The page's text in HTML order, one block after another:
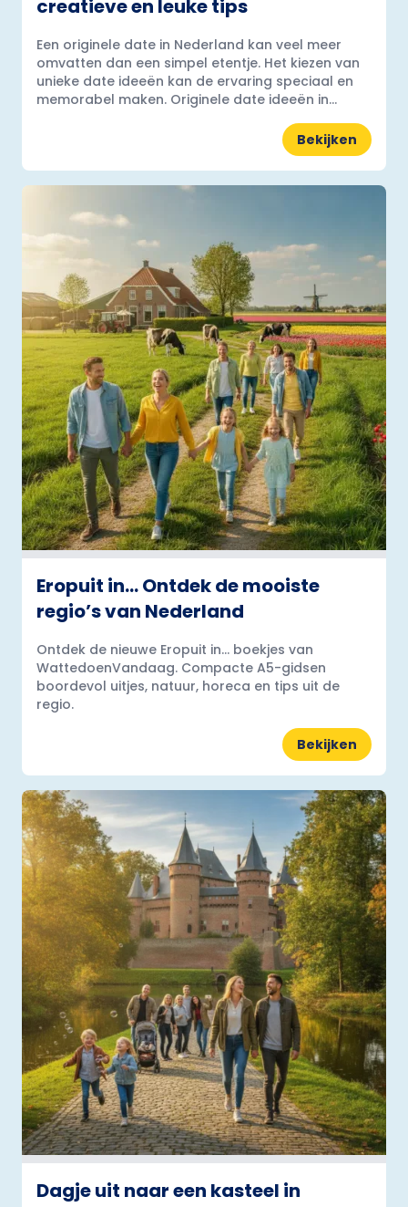
creatieve en leuke tips
Een originele date in Nederland kan veel meer
omvatten dan een simpel etentje. Het kiezen van
unieke date ideeën kan de ervaring speciaal en
memorabel maken. Originele date ideeën in...
Bekijken
Eropuit in… Ontdek de mooiste
regio’s van Nederland
Ontdek de nieuwe Eropuit in... boekjes van
WattedoenVandaag. Compacte A5-gidsen
boordevol uitjes, natuur, horeca en tips uit de
regio.
Bekijken
Dagje uit naar een kasteel in